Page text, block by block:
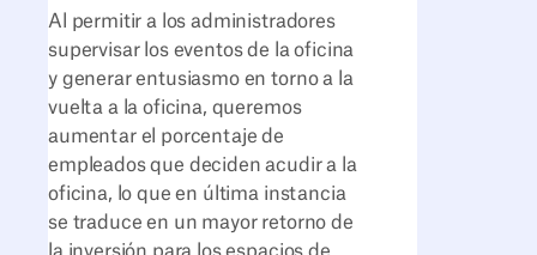
Al permitir a los administradores
supervisar los eventos de la oficina
y generar entusiasmo en torno a la
vuelta a la oficina, queremos
aumentar el porcentaje de
empleados que deciden acudir a la
oficina, lo que en última instancia
se traduce en un mayor retorno de
la inversión para los espacios de